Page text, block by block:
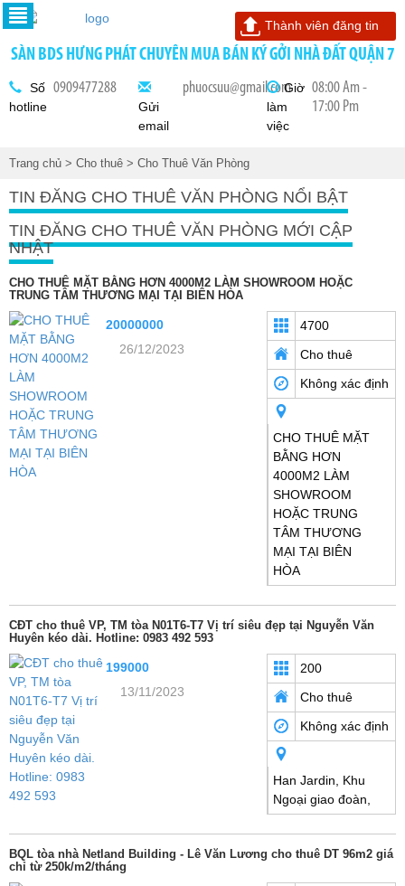
SÀN BDS HƯNG PHÁT CHUYÊN MUA BÁN KÝ GỞI NHÀ ĐẤT QUẬN 7
Số
hotline
0909477288
Gửi
email
phuocsuu@gmail.comGiờ
làm
việc
08:00 Am -
17:00 Pm
Thành viên đăng tin
Trang chủ > Cho thuê > Cho Thuê Văn Phòng
TIN ĐĂNG CHO THUÊ VĂN PHÒNG NỔI BẬT
TIN ĐĂNG CHO THUÊ VĂN PHÒNG MỚI CẬP
NHẬT
CHO THUÊ MẶT BẰNG HƠN 4000M2 LÀM SHOWROOM HOẶC
TRUNG TÂM THƯƠNG MẠI TẠI BIÊN HÒA
20000000
26/12/2023
4700
Cho thuê
Không xác định
CHO THUÊ MẶT
BẰNG HƠN
4000M2 LÀM
SHOWROOM
HOẶC TRUNG
TÂM THƯƠNG
MẠI TẠI BIÊN
HÒA
CĐT cho thuê VP, TM tòa N01T6-T7 Vị trí siêu đẹp tại Nguyễn Văn
Huyên kéo dài. Hotline: 0983 492 593
199000
13/11/2023
200
Cho thuê
Không xác định
Han Jardin, Khu
Ngoại giao đoàn,
BQL tòa nhà Netland Building - Lê Văn Lương cho thuê DT 96m2 giá
chỉ từ 250k/m2/tháng